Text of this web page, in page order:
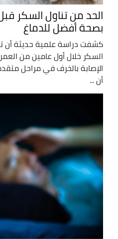
الحد من تناول السكر قبل
بصحة أفضل للدماغ
كشفت دراسة علمية حديثة أن
السكر خلال أول عامين من
الإصابة بالخرف في مراحل
أن ...